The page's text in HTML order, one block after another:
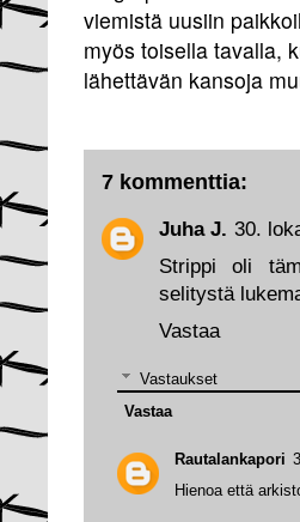
viemistä uusiin
myös toisella tavalla,
lähettävän kansoja
7 kommenttia:
Juha J. 30.
Strippi oli
selitystä
Vastaa
Vastaukset
Rautalankapori
Hienoa että
Vastaa